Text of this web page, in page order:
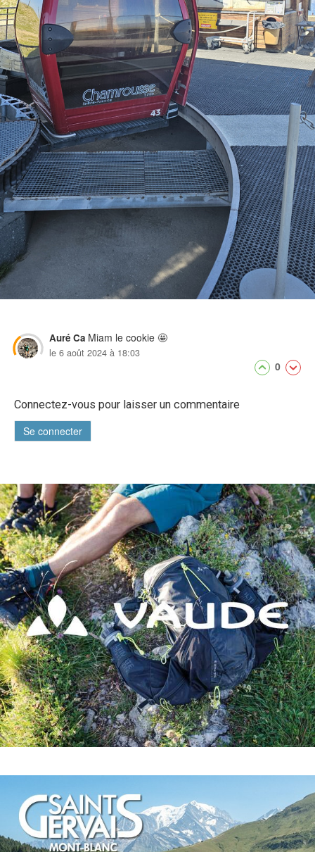
Auré Ca Miam le cookie 🤩
le 6 août 2024 à 18:03
0
Connectez-vous pour laisser un commentaire
Se connecter